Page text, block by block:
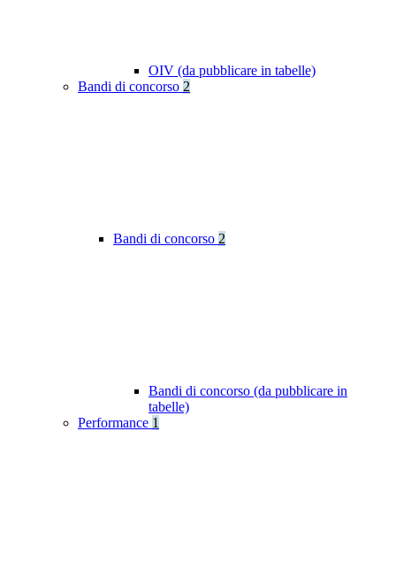
OIV (da pubblicare in tabelle)
Bandi di concorso 2
Bandi di concorso 2
Bandi di concorso (da pubblicare in
tabelle)
Performance 1